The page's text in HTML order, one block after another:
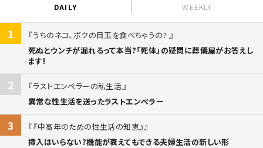
DAILY WEEKLY
1
うちのネコ、ボクの目玉を食べちゃうの?
死ぬとウンチが漏れるって本当?「死体」の疑問に葬儀屋がお答えし
ます!
2
ラストエンペラーの私生活
異常な性生活を送ったラストエンペラー
3
『中高年のための性生活の知恵』
挿入はいらない?機能が衰えてもできる夫婦生活の新しい形